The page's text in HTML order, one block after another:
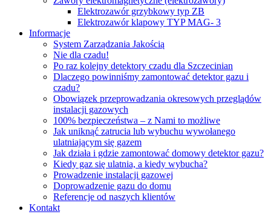
Elektrozawór grzybkowy typ ZB
Elektrozawór klapowy TYP MAG- 3
Informacje
System Zarządzania Jakością
Nie dla czadu!
Po raz kolejny detektory czadu dla Szczecinian
Dlaczego powinniśmy zamontować detektor gazu i
czadu?
Obowiązek przeprowadzania okresowych przeglądów
instalacji gazowych
100% bezpieczeństwa – z Nami to możliwe
Jak uniknąć zatrucia lub wybuchu wywołanego
ulatniającym się gazem
Jak działa i gdzie zamontować domowy detektor gazu?
Kiedy gaz się ulatnia, a kiedy wybucha?
Prowadzenie instalacji gazowej
Doprowadzenie gazu do domu
Referencje od naszych klientów
Kontakt